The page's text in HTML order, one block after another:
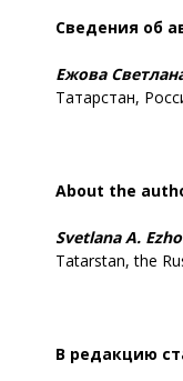
Сведения об
Ежова
Татарстан,
About the
Svetlana A.
Tatarstan, the
В редакцию